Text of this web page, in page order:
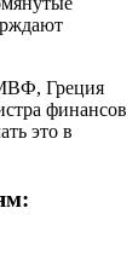
Греция
финансов
это в